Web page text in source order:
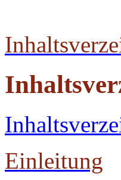
Einleitung